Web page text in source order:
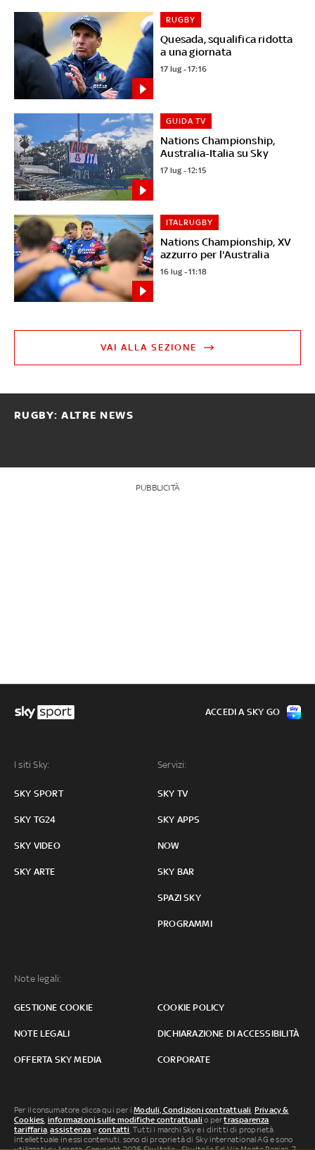
Quesada, squalifica ridotta
a una giornata
RUGBY
17 lug - 17:16
Nations Championship,
Australia-Italia su Sky
GUIDA TV
17 lug - 12:15
Nations Championship, XV
azzurro per l'Australia
ITALRUGBY
16 lug - 11:18
VAI ALLA SEZIONE
RUGBY: ALTRE NEWS
PUBBLICITÀ
I siti Sky:
SKY SPORT
SKY TG24
SKY VIDEO
SKY ARTE
Servizi:
SKY TV
SKY APPS
NOW
SKY BAR
SPAZI SKY
PROGRAMMI
Note legali:
GESTIONE COOKIE COOKIE POLICY
NOTE LEGALI DICHIARAZIONE DI ACCESSIBILITÀ
OFFERTA SKY MEDIA CORPORATE
ACCEDI A SKY GO
Per il consumatore clicca qui per iModuli, Condizioni contrattuali, Privacy &
Cookies, informazioni sulle modifiche contrattuali o pertrasparenza
tariffaria,assistenza econtatti. Tutti i marchi Sky e i diritti di proprietà
intellettuale in essi contenuti, sono di proprietà di Sky international AG e sono